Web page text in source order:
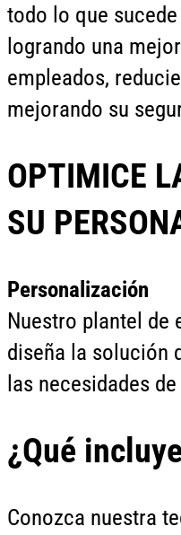
todo lo que
logrando una
empleados,
mejorando su
OPTIMICE
SU
Personalización
Nuestro plantel de
diseña la solución
las necesidades
¿Qué
Conozca nuestra